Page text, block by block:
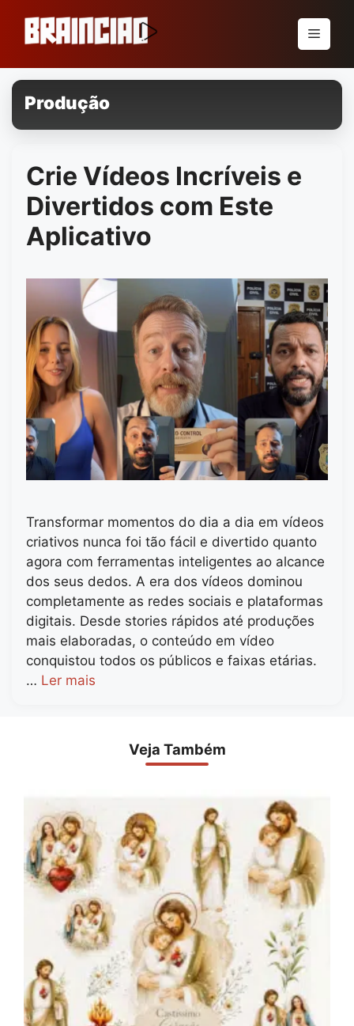
conteúdo
Menu
Produção
Crie Vídeos Incríveis e
Divertidos com Este
Aplicativo
Transformar momentos do dia a dia em vídeos
criativos nunca foi tão fácil e divertido quanto
agora com ferramentas inteligentes ao alcance
dos seus dedos. A era dos vídeos dominou
completamente as redes sociais e plataformas
digitais. Desde stories rápidos até produções
mais elaboradas, o conteúdo em vídeo
conquistou todos os públicos e faixas etárias.
… Ler mais
Veja Também